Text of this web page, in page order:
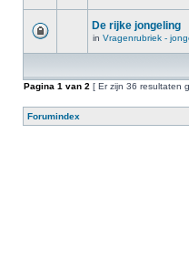
De rijke jongeling
in Vragenrubriek -
Pagina 1 van 2 [ Er zijn 36 resultaten
Forumindex